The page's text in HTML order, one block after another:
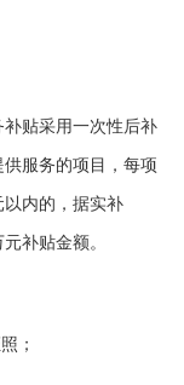
贴采用一次性后补
服务的项目，每项
以内的，据实补
补贴金额。
；